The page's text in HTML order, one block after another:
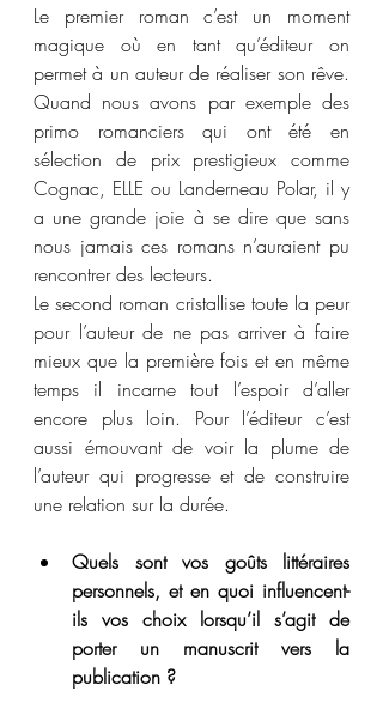
Le premier roman c’est un moment
magique où en tant qu’éditeur on
permet à un auteur de réaliser son rêve.
Quand nous avons par exemple des
primo romanciers qui ont été en
sélection de prix prestigieux comme
Cognac, ELLE ou Landerneau Polar, il y
a une grande joie à se dire que sans
nous jamais ces romans n’auraient pu
rencontrer des lecteurs.
Le second roman cristallise toute la peur
pour l’auteur de ne pas arriver à faire
mieux que la première fois et en même
temps il incarne tout l’espoir d’aller
encore plus loin. Pour l’éditeur c’est
aussi émouvant de voir la plume de
l’auteur qui progresse et de construire
une relation sur la durée.
Quels sont vos goûts littéraires
personnels, et en quoi influencent-
ils vos choix lorsqu’il s’agit de
porter un manuscrit vers la
publication ?